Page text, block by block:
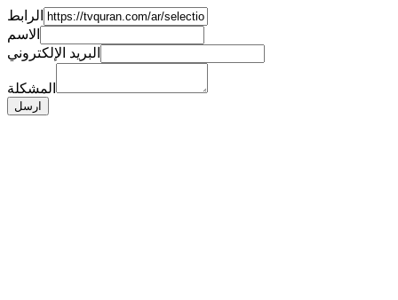
الرابط
الاسم
البريد الإلكتروني
المشكلة
ارسل